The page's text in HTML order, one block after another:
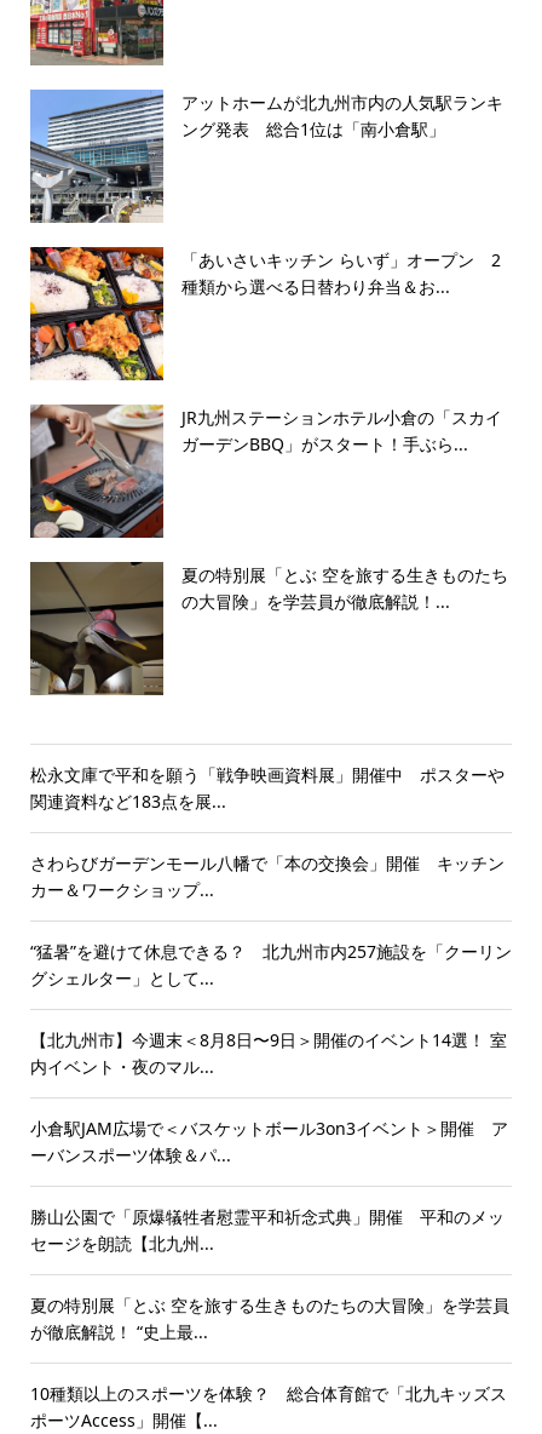
アットホームが北九州市内の人気駅ランキ
ング発表 総合1位は「南小倉駅」
「あいさいキッチン らいず」オープン 2
種類から選べる日替わり弁当＆お...
JR九州ステーションホテル小倉の「スカイ
ガーデンBBQ」がスタート！手ぶら...
夏の特別展「とぶ 空を旅する生きものたち
の大冒険」を学芸員が徹底解説！...
松永文庫で平和を願う「戦争映画資料展」開催中 ポスターや
関連資料など183点を展...
さわらびガーデンモール八幡で「本の交換会」開催 キッチン
カー＆ワークショップ...
“猛暑”を避けて休息できる？ 北九州市内257施設を「クーリン
グシェルター」として...
【北九州市】今週末＜8月8日〜9日＞開催のイベント14選！ 室
内イベント・夜のマル...
小倉駅JAM広場で＜バスケットボール3on3イベント＞開催 ア
ーバンスポーツ体験＆パ...
勝山公園で「原爆犠牲者慰霊平和祈念式典」開催 平和のメッ
セージを朗読【北九州...
夏の特別展「とぶ 空を旅する生きものたちの大冒険」を学芸員
が徹底解説！ “史上最...
10種類以上のスポーツを体験？ 総合体育館で「北九キッズス
ポーツAccess」開催【...